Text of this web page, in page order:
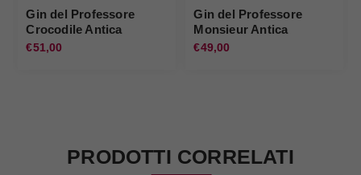
Gin del Professore
Crocodile Antica
Distilleria Quaglia
€51,00
Gin del Professore
Monsieur Antica
Distilleria Quaglia
€49,00
PRODOTTI CORRELATI